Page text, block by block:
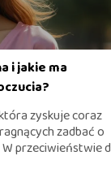
i jakie ma
zyskuje coraz
zadbać o
przeciwieństwie